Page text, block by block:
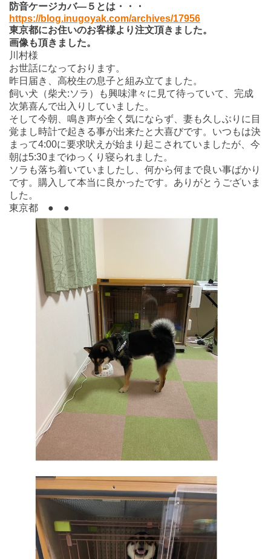
防音ケージカバ―５とは・・・
https://blog.inugoyak.com/archives/17956
東京都にお住いのお客様より注文頂きました。
画像も頂きました。
川村様
お世話になっております。
昨日届き、高校生の息子と組み立てました。
飼い犬（柴犬:ソラ）も興味津々に見て待っていて、完成
次第喜んで出入りしていました。
そして今朝、鳴き声が全く気にならず、妻も久しぶりに目
覚まし時計で起きる事が出来たと大喜びです。いつもは決
まって4:00に要求吠えが始まり起こされていましたが、今
朝は5:30までゆっくり寝られました。
ソラも落ち着いていましたし、何から何まで良い事ばかり
です。購入して本当に良かったです。ありがとうございま
した。
東京都 ● ●